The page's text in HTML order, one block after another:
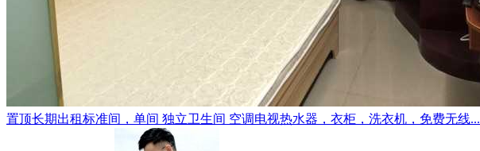
置顶长期出租标准间，单间 独立卫生间 空调电视热水器，衣柜，洗衣机，免费无线...